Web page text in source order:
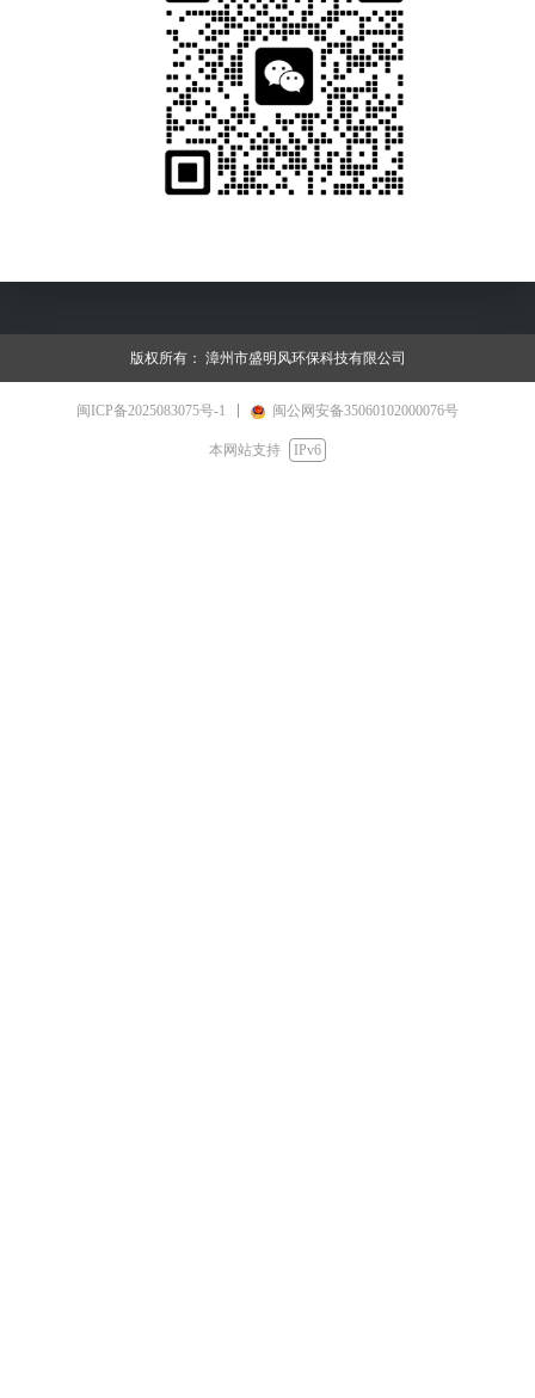
版权所有： 漳州市盛明风环保科技有限公司
闽ICP备2025083075号-1 闽公网安备35060102000076号
本网站支持 IPv6